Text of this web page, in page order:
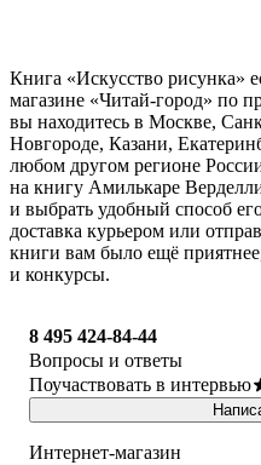
Книга «Искусство рисунка»
магазине «Читай-город» по
вы находитесь в Москве,
Новгороде, Казани,
любом другом регионе
на книгу Амилькаре
и выбрать удобный способ
доставка курьером или
книги вам было ещё
и конкурсы.
8 495 424-84-44
Вопросы и ответы
Поучаствовать в интервью
Интернет-магазин